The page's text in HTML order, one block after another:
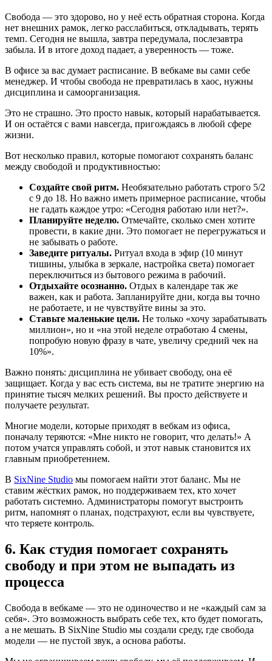
Свобода — это здорово, но у неё есть обратная сторона. Когда
нет внешних рамок, легко расслабиться, откладывать, терять
темп. Сегодня не вышла, завтра передумала, послезавтра
забыла. И в итоге доход падает, а уверенность — тоже.
В офисе за вас думает расписание. В вебкаме вы сами себе
менеджер. И чтобы свобода не превратилась в хаос, нужны
дисциплина и самоорганизация.
Это не страшно. Это просто навык, который нарабатывается.
И он остаётся с вами навсегда, пригождаясь в любой сфере
жизни.
Вот несколько правил, которые помогают сохранять баланс
между свободой и продуктивностью:
Создайте свой ритм. Необязательно работать строго 5/2
с 9 до 18. Но важно иметь примерное расписание, чтобы
не гадать каждое утро: «Сегодня работаю или нет?».
Планируйте неделю. Отмечайте, сколько смен хотите
провести, в какие дни. Это помогает не перегружаться и
не забывать о работе.
Заведите ритуалы. Ритуал входа в эфир (10 минут
тишины, улыбка в зеркале, настройка света) помогает
переключиться из бытового режима в рабочий.
Отдыхайте осознанно. Отдых в календаре так же
важен, как и работа. Запланируйте дни, когда вы точно
не работаете, и не чувствуйте вины за это.
Ставьте маленькие цели. Не только «хочу зарабатывать
миллион», но и «на этой неделе отработаю 4 смены,
попробую новую фразу в чате, увеличу средний чек на
10%».
Важно понять: дисциплина не убивает свободу, она её
защищает. Когда у вас есть система, вы не тратите энергию на
принятие тысяч мелких решений. Вы просто действуете и
получаете результат.
Многие модели, которые приходят в вебкам из офиса,
поначалу теряются: «Мне никто не говорит, что делать!» А
потом учатся управлять собой, и этот навык становится их
главным приобретением.
В SixNine Studio мы помогаем найти этот баланс. Мы не
ставим жёстких рамок, но поддерживаем тех, кто хочет
работать системно. Администраторы помогут выстроить
ритм, напомнят о планах, подстрахуют, если вы чувствуете,
что теряете контроль.
6. Как студия помогает сохранять
свободу и при этом не выпадать из
процесса
Свобода в вебкаме — это не одиночество и не «каждый сам за
себя». Это возможность выбрать себе тех, кто будет помогать,
а не мешать. В SixNine Studio мы создали среду, где свобода
модели — не пустой звук, а основа работы.